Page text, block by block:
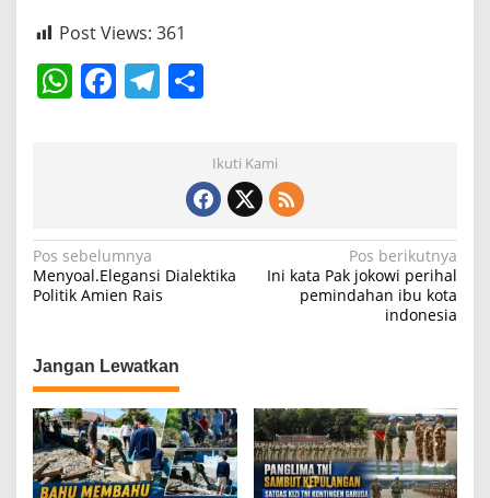
Post Views: 361
W
p
p
F
o
o
T
gr
m
ar
eIkuti Kami
N
a
i
g
a
s
i
Pos sebelumnya
Menyoal.Elegansi Dialektika
Politik Amien Rais
Pos berikutnya
Ini kata Pak jokowi perihal
pemindahan ibu kota
indonesia
Jangan Lewatkan